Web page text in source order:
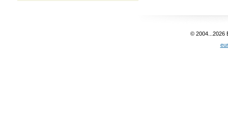
© 2004...2026